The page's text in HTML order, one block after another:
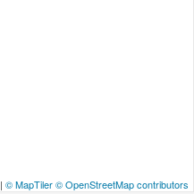
| © MapTiler© OpenStreetMap contributors